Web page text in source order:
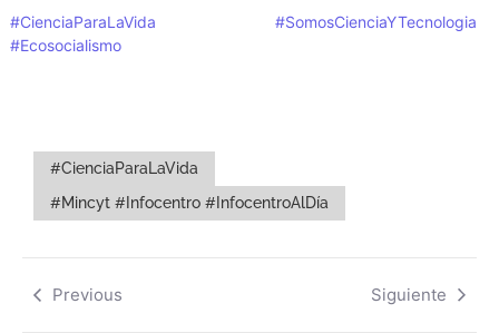
#CienciaParaLaVida
#SomosCienciaYTecnologia
#Ecosocialismo
#CienciaParaLaVida
#Mincyt #Infocentro #InfocentroAlDía
Previous Siguiente